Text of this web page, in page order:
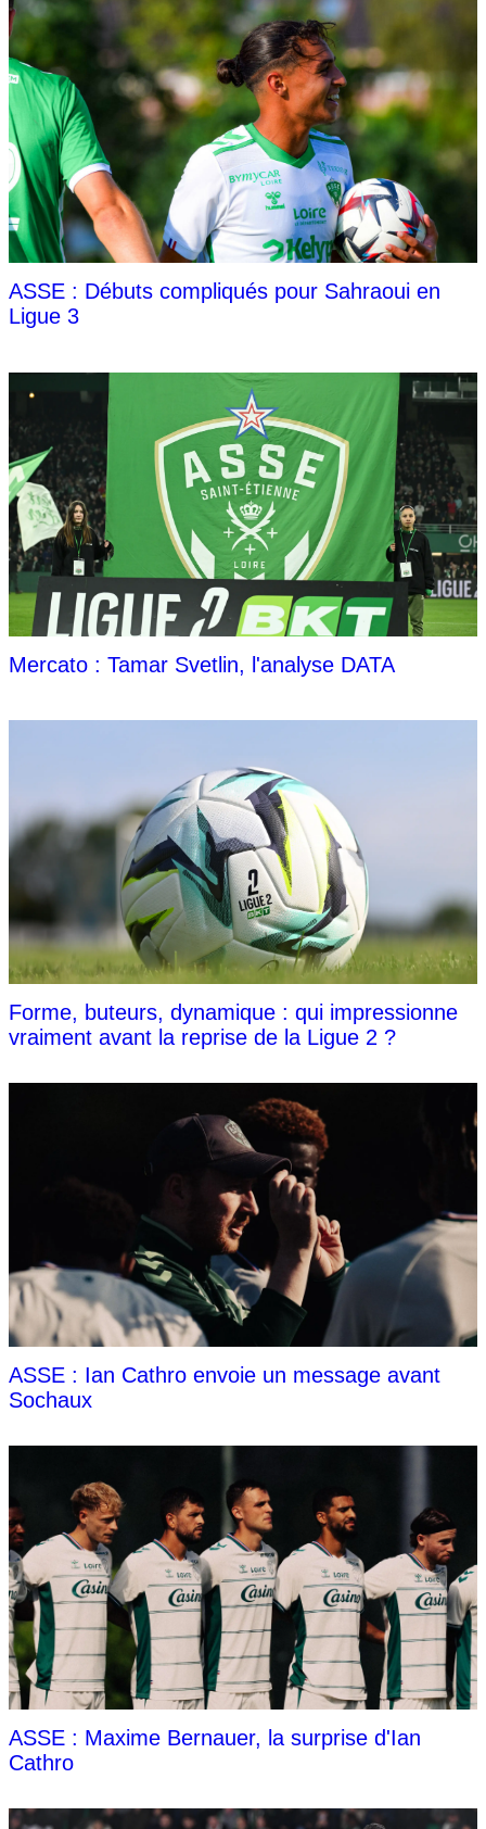
ASSE : Débuts compliqués pour Sahraoui en
Ligue 3
Mercato : Tamar Svetlin, l'analyse DATA
Forme, buteurs, dynamique : qui impressionne
vraiment avant la reprise de la Ligue 2 ?
ASSE : Ian Cathro envoie un message avant
Sochaux
ASSE : Maxime Bernauer, la surprise d'Ian
Cathro